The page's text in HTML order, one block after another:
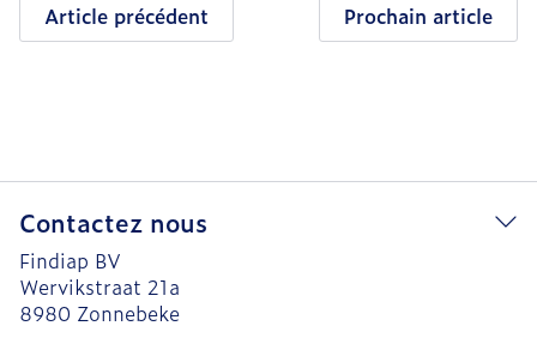
Article précédent Prochain article
Contactez nous
Findiap BV
Wervikstraat 21a
8980 Zonnebeke